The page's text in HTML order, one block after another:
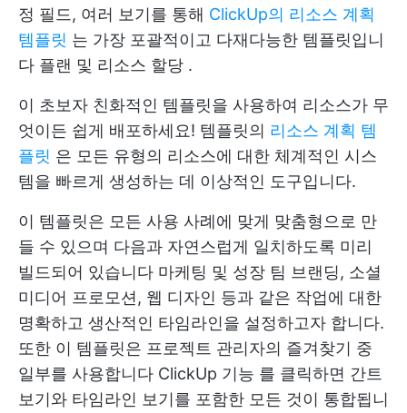
정 필드, 여러 보기를 통해 ClickUp의 리소스 계획
템플릿 는 가장 포괄적이고 다재다능한 템플릿입니
다 플랜 및 리소스 할당 .
이 초보자 친화적인 템플릿을 사용하여 리소스가 무
엇이든 쉽게 배포하세요! 템플릿의 리소스 계획 템
플릿 은 모든 유형의 리소스에 대한 체계적인 시스
템을 빠르게 생성하는 데 이상적인 도구입니다.
이 템플릿은 모든 사용 사례에 맞게 맞춤형으로 만
들 수 있으며 다음과 자연스럽게 일치하도록 미리
빌드되어 있습니다 마케팅 및 성장 팀 브랜딩, 소셜
미디어 프로모션, 웹 디자인 등과 같은 작업에 대한
명확하고 생산적인 타임라인을 설정하고자 합니다.
또한 이 템플릿은 프로젝트 관리자의 즐겨찾기 중
일부를 사용합니다 ClickUp 기능 를 클릭하면 간트
보기와 타임라인 보기를 포함한 모든 것이 통합됩니